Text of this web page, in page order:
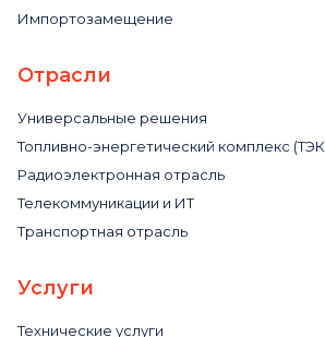
Импортозамещение
Отрасли
Универсальные решения
Топливно-энергетический комплекс
Радиоэлектронная отрасль
Телекоммуникации и ИТ
Транспортная отрасль
Услуги
Технические услуги